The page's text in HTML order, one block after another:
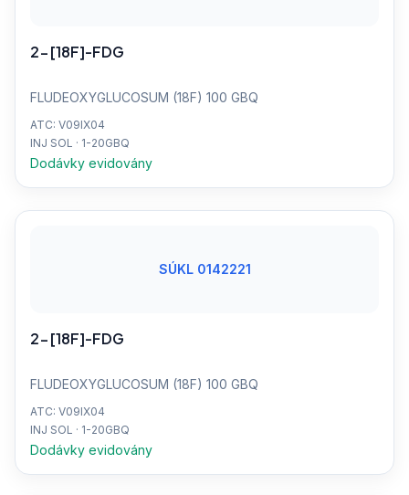
2-[18F]-FDG
FLUDEOXYGLUCOSUM (18F) 100 GBQ
ATC: V09IX04
INJ SOL · 1-20GBQ
Dodávky evidovány
SÚKL 0142221
2-[18F]-FDG
FLUDEOXYGLUCOSUM (18F) 100 GBQ
ATC: V09IX04
INJ SOL · 1-20GBQ
Dodávky evidovány